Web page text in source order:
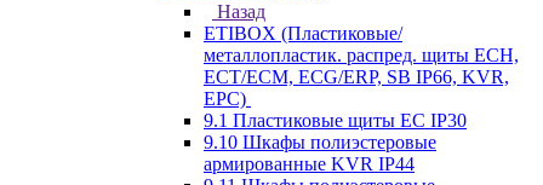
Назад
ETIBOX (Пластиковые/
металлопластик. распред. щиты ECH,
ECT/ECM, ECG/ERP, SB IP66, KVR,
EPC)
9.1 Пластиковые щиты EC IP30
9.10 Шкафы полиэстеровые
армированные KVR IP44